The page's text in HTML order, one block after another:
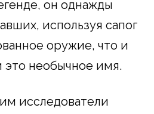
он однажды
используя сапог
оружие, что и
это необычное имя.
исследователи